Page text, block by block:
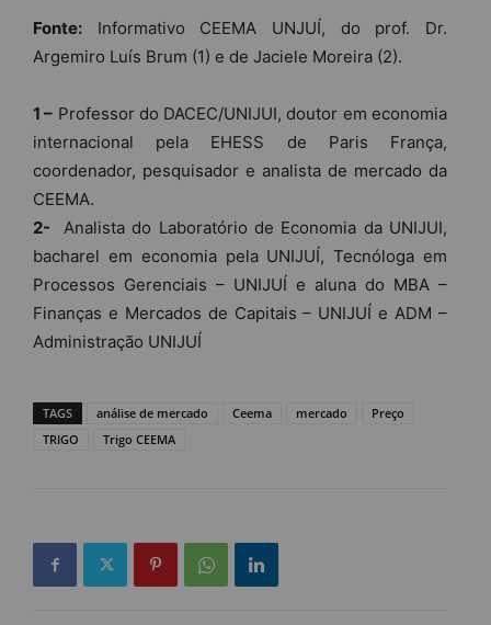
Fonte: Informativo CEEMA UNJUÍ, do prof. Dr.
Argemiro Luís Brum (1) e de Jaciele Moreira (2).
1 – Professor do DACEC/UNIJUI, doutor em economia
internacional pela EHESS de Paris França,
coordenador, pesquisador e analista de mercado da
CEEMA.
2-
Analista do Laboratório de Economia da UNIJUI,
bacharel em economia pela UNIJUÍ, Tecnóloga em
Processos Gerenciais – UNIJUÍ e aluna do MBA –
Finanças e Mercados de Capitais – UNIJUÍ e ADM –
Administração UNIJUÍ
TAGS análise de mercado Ceema mercado
Preço
TRIGO
Trigo CEEMA